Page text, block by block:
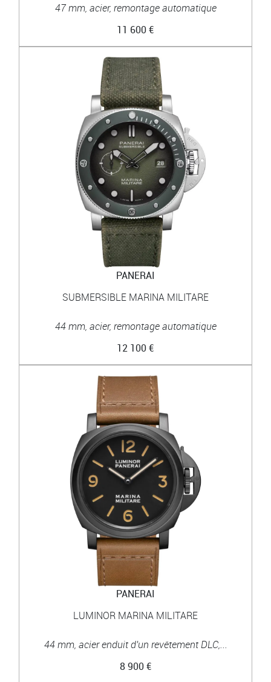
47 mm, acier, remontage automatique
11 600 €
PANERAI
SUBMERSIBLE MARINA MILITARE
44 mm, acier, remontage automatique
12 100 €
PANERAI
LUMINOR MARINA MILITARE
44 mm, acier enduit d'un revêtement DLC,...
8 900 €